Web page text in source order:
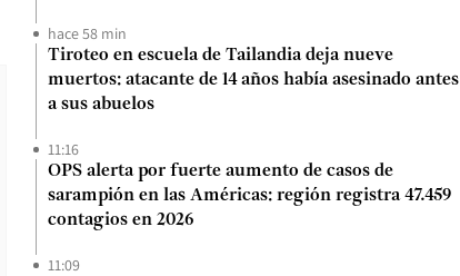
hace 58 min
Tiroteo en escuela de Tailandia deja nueve
muertos: atacante de 14 años había asesinado antes
a sus abuelos
11:16
OPS alerta por fuerte aumento de casos de
sarampión en las Américas: región registra 47.459
contagios en 2026
11:09